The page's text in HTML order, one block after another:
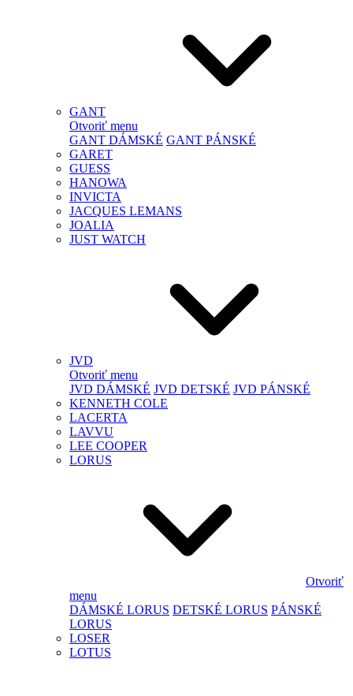
GANT
Otvoriť menu
GANT DÁMSKÉ GANT PÁNSKÉ
GARET
GUESS
HANOWA
INVICTA
JACQUES LEMANS
JOALIA
JUST WATCH
JVD
Otvoriť menu
JVD DÁMSKÉ JVD DETSKÉ JVD PÁNSKÉ
KENNETH COLE
LACERTA
LAVVU
LEE COOPER
LORUS
Otvoriť
menu
DÁMSKÉ LORUS DETSKÉ LORUS PÁNSKÉ
LORUS
LOSER
LOTUS